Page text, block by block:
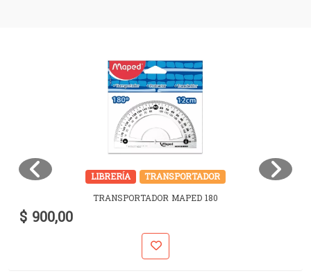
LIBRERÍA
TRANSPORTADOR
TRANSPORTADOR MAPED 180
$ 900,00